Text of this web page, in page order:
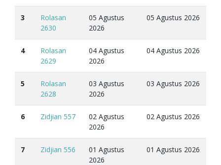
3
Rolasan
2630
05 Agustus
2026
05 Agustus 2026
4
Rolasan
2629
04 Agustus
2026
04 Agustus 2026
5
Rolasan
2628
03 Agustus
2026
03 Agustus 2026
6 Zidjian 557
02 Agustus
2026
02 Agustus 2026
7 Zidjian 556
01 Agustus
2026
01 Agustus 2026